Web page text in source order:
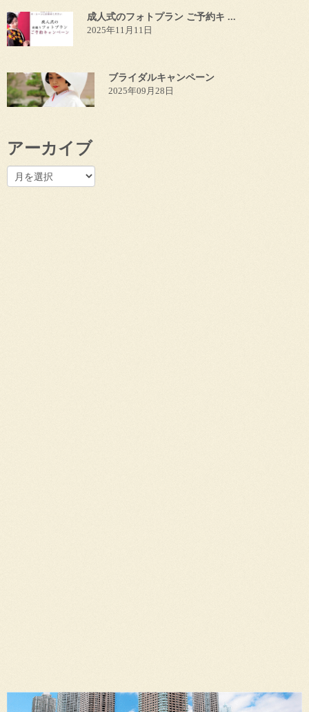
成人式のフォトプラン ご予約キ ...
2025年11月11日
ブライダルキャンペーン
2025年09月28日
アーカイブ